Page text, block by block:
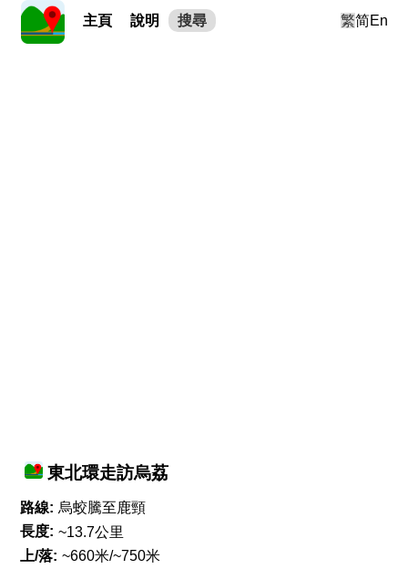
主頁 說明 搜尋 繁简En
東北環走訪烏荔
路線: 烏蛟騰至鹿頸
長度: ~13.7公里
上/落: ~660米/~750米